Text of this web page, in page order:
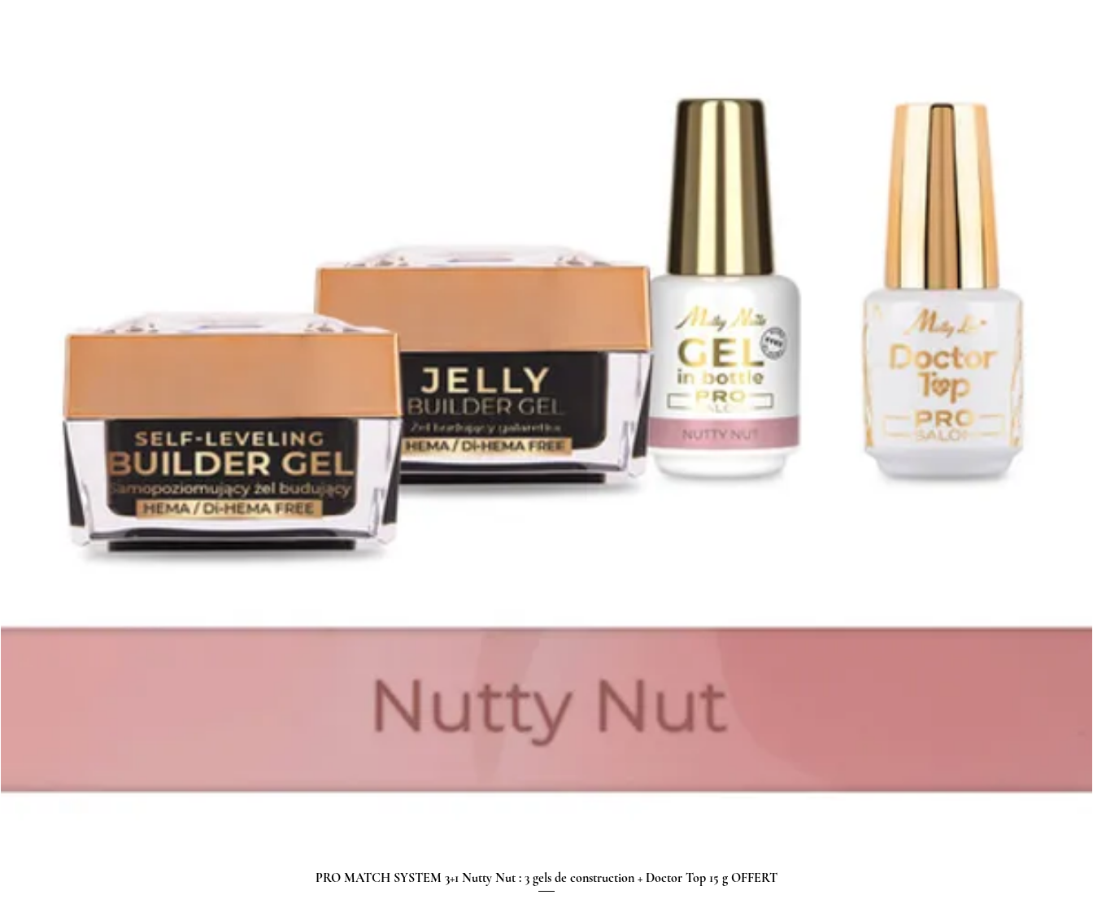
Aperçu rapide
PRO MATCH SYSTEM 3+1 Nutty Nut : 3 gels de construction + Doctor Top 15 g OFFERT